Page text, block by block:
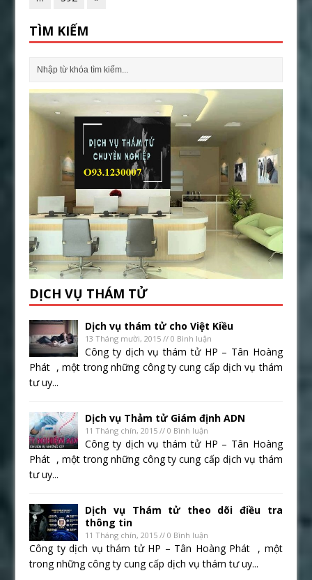
TÌM KIẾM
DỊCH VỤ THÁM TỬ
Dịch vụ thám tử cho Việt Kiều
13 Tháng mười, 2015 // 0 Bình luận
Công ty dịch vụ thám tử HP – Tân Hoàng
Phát , một trong những công ty cung cấp dịch vụ thám
tư uy...
Dịch vụ Thảm tử Giám định ADN
11 Tháng chín, 2015 // 0 Bình luận
Công ty dịch vụ thám tử HP – Tân Hoàng
Phát , một trong những công ty cung cấp dịch vụ thám
tư uy...
Dịch vụ Thám tử theo dõi điều tra
thông tin
11 Tháng chín, 2015 // 0 Bình luận
Công ty dịch vụ thám tử HP – Tân Hoàng Phát , một
trong những công ty cung cấp dịch vụ thám tư uy...